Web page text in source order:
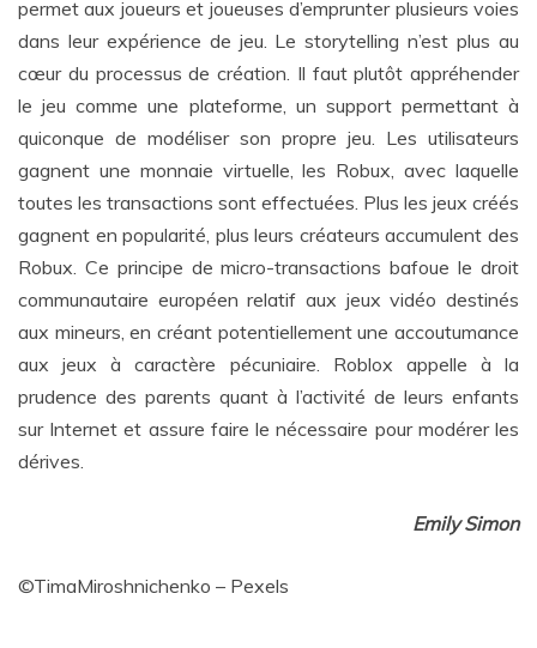
permet aux joueurs et joueuses d’emprunter plusieurs voies
dans leur expérience de jeu. Le storytelling n’est plus au
cœur du processus de création. Il faut plutôt appréhender
le jeu comme une plateforme, un support permettant à
quiconque de modéliser son propre jeu. Les utilisateurs
gagnent une monnaie virtuelle, les Robux, avec laquelle
toutes les transactions sont effectuées. Plus les jeux créés
gagnent en popularité, plus leurs créateurs accumulent des
Robux. Ce principe de micro-transactions bafoue le droit
communautaire européen relatif aux jeux vidéo destinés
aux mineurs, en créant potentiellement une accoutumance
aux jeux à caractère pécuniaire. Roblox appelle à la
prudence des parents quant à l’activité de leurs enfants
sur Internet et assure faire le nécessaire pour modérer les
dérives.
Emily Simon
©TimaMiroshnichenko – Pexels